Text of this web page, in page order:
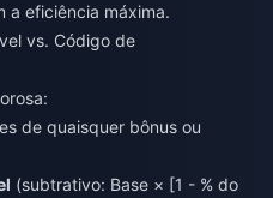
a eficiência máxima.
vs. Código de
de quaisquer bônus ou
(subtrativo: Base × [1 - % do